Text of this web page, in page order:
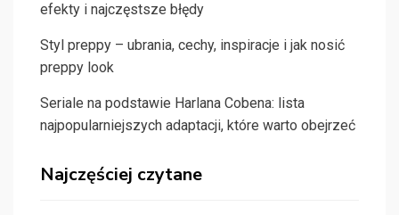
efekty i najczęstsze błędy
Styl preppy – ubrania, cechy, inspiracje i jak nosić
preppy look
Seriale na podstawie Harlana Cobena: lista
najpopularniejszych adaptacji, które warto obejrzeć
Najczęściej czytane